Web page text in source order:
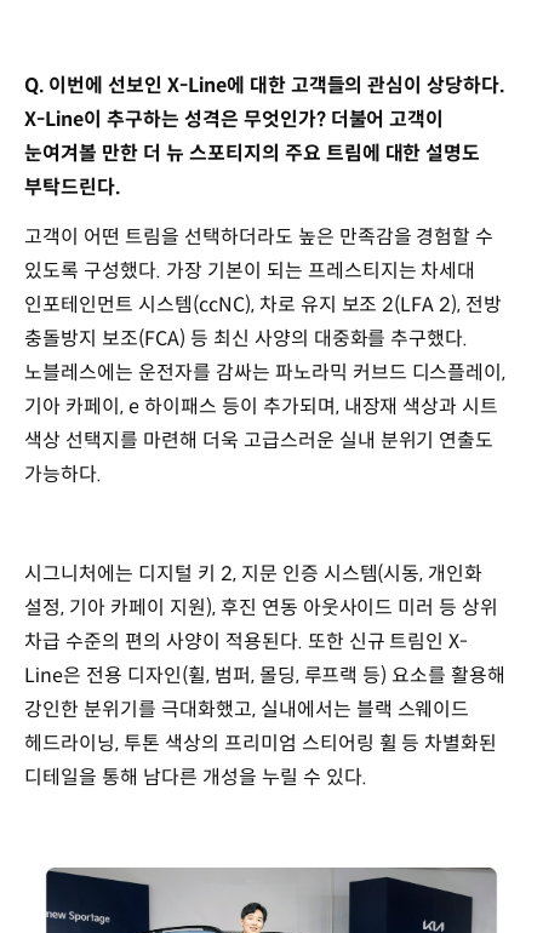
Q. 이번에 선보인 X-Line에 대한 고객들의 관심이 상당하다.
X-Line이 추구하는 성격은 무엇인가? 더불어 고객이
눈여겨볼 만한 더 뉴 스포티지의 주요 트림에 대한 설명도
부탁드린다.
고객이 어떤 트림을 선택하더라도 높은 만족감을 경험할 수
있도록 구성했다. 가장 기본이 되는 프레스티지는 차세대
인포테인먼트 시스템(ccNC), 차로 유지 보조 2(LFA 2), 전방
충돌방지 보조(FCA) 등 최신 사양의 대중화를 추구했다.
노블레스에는 운전자를 감싸는 파노라믹 커브드 디스플레이,
기아 카페이, e 하이패스 등이 추가되며, 내장재 색상과 시트
색상 선택지를 마련해 더욱 고급스러운 실내 분위기 연출도
가능하다.
시그니처에는 디지털 키 2, 지문 인증 시스템(시동, 개인화
설정, 기아 카페이 지원), 후진 연동 아웃사이드 미러 등 상위
차급 수준의 편의 사양이 적용된다. 또한 신규 트림인 X-
Line은 전용 디자인(휠, 범퍼, 몰딩, 루프랙 등) 요소를 활용해
강인한 분위기를 극대화했고, 실내에서는 블랙 스웨이드
헤드라이닝, 투톤 색상의 프리미엄 스티어링 휠 등 차별화된
디테일을 통해 남다른 개성을 누릴 수 있다.